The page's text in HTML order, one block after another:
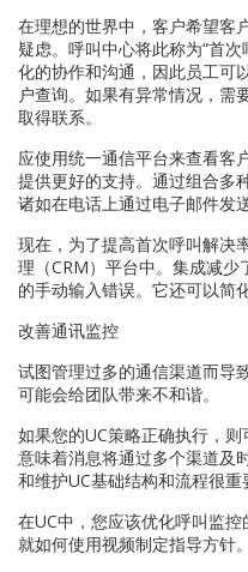
在理想的世界中，客户希望客
疑虑。呼叫中心将此称为“首
化的协作和沟通，因此员工可
户查询。如果有异常情况，需
取得联系。
应使用统一通信平台来查看客
提供更好的支持。通过组合多
诸如在电话上通过电子邮件发
现在，为了提高首次呼叫解决
理（CRM）平台中。集成减
的手动输入错误。它还可以简
改善通讯监控
试图管理过多的通信渠道而导
可能会给团队带来不和谐。
如果您的UC策略正确执行，
意味着消息将通过多个渠道及
和维护UC基础结构和流程很重
在UC中，您应该优化呼叫监
就如何使用视频制定指导方针